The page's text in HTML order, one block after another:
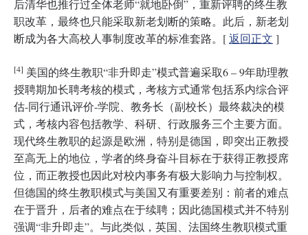
后清华也推行过全体老师“就地卧倒”，重新评聘的终生教
职改革，最终也只能采取新老划断的策略。此后，新老划
断成为各大高校人事制度改革的标准套路。[返回正文 ]
[4] 美国的终生教职“非升即走”模式普遍采取6 – 9年助理教
授聘期加长聘考核的模式，考核方式通常包括系内综合评
估-同行通讯评价-学院、教务长（副校长）最终裁决的模
式，考核内容包括教学、科研、行政服务三个主要方面。
现代终生教职的起源是欧洲，特别是德国，即突出正教授
至高无上的地位，学者的终身奋斗目标在于获得正教授席
位，而正教授也因此对校内事务有极大影响力与控制权。
但德国的终生教职模式与美国又有重要差别：前者的难点
在于晋升，后者的难点在于续聘；因此德国模式并不特别
强调“非升即走”。与此类似，英国、法国终生教职模式重